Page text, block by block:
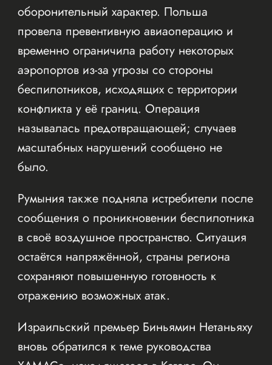
оборонительный характер. Польша
провела превентивную авиаоперацию и
временно ограничила работу некоторых
аэропортов из-за угрозы со стороны
беспилотников, исходящих с территории
конфликта у её границ. Операция
называлась предотвращающей; случаев
масштабных нарушений сообщено не
было.
Румыния также подняла истребители после
сообщения о проникновении беспилотника
в своё воздушное пространство. Ситуация
остаётся напряжённой, страны региона
сохраняют повышенную готовность к
отражению возможных атак.
Израильский премьер Биньямин Нетаньяху
вновь обратился к теме руководства